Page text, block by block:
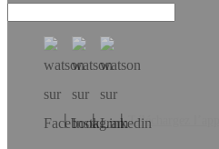
Téléchargez l’app!